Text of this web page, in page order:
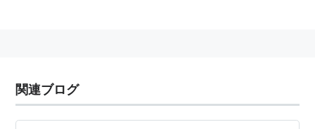
2006年9月2日（土）には「ドスペ！」枠でゴールデン
2時間スペシャルを放送。
2006年10月から「アメトーーク」として木曜23・15〜
関連ブログ